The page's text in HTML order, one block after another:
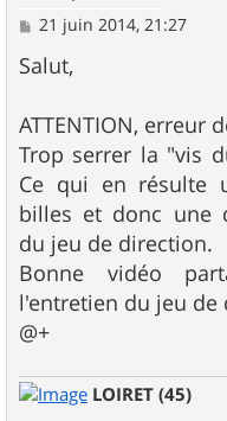
M
s
s
g
e
21 juin 2014, 21:27
Salut,
ATTENTION, erreur
Trop serrer la "vis
Ce qui en résulte
billes et donc une
du jeu de direction.
Bonne vidéo
l'entretien du jeu de
@+
LOIRET (45)